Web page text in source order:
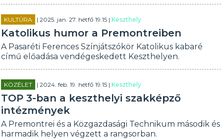
KULTÚRA | 2025. jan. 27. hétfő 19:15 |Keszthely
Katolikus humor a Premontreiben
A Pasaréti Ferences Színjátszókör Katolikus kabaré
című előadása vendégeskedett Keszthelyen.
KÖZÉLET | 2024. feb. 19. hétfő 19:15 |Keszthely
TOP 3-ban a keszthelyi szakképző
intézmények
A Premontrei és a Közgazdasági Technikum második és
harmadik helyen végzett a rangsorban.